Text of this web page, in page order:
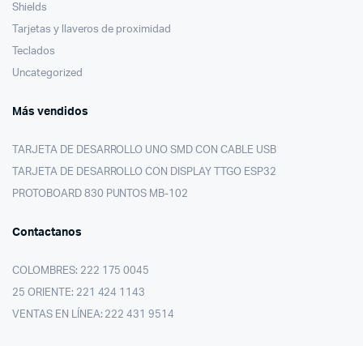
Shields
Tarjetas y llaveros de proximidad
Teclados
Uncategorized
Más vendidos
TARJETA DE DESARROLLO UNO SMD CON CABLE USB
TARJETA DE DESARROLLO CON DISPLAY TTGO ESP32
PROTOBOARD 830 PUNTOS MB-102
Contactanos
COLOMBRES: 222 175 0045
25 ORIENTE: 221 424 1143
VENTAS EN LÍNEA: 222 431 9514